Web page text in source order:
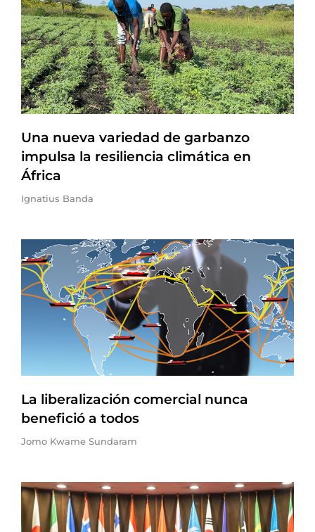
Una nueva variedad de garbanzo
impulsa la resiliencia climática en
África
Ignatius Banda
La liberalización comercial nunca
benefició a todos
Jomo Kwame Sundaram